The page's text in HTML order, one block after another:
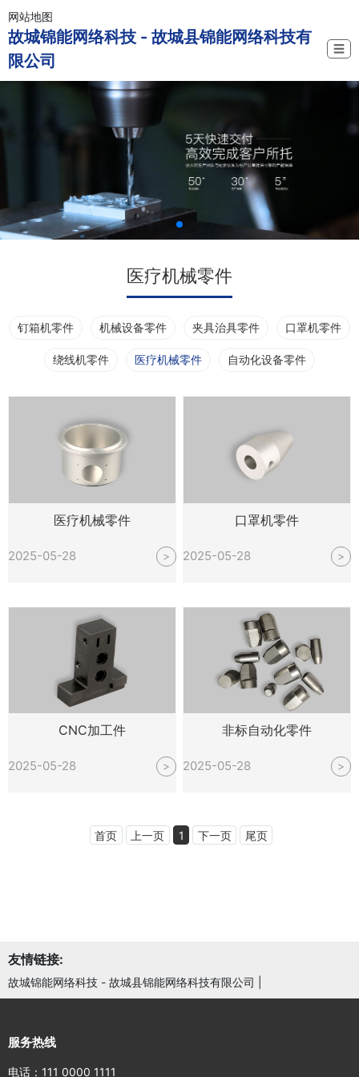
网站地图
故城锦能网络科技 - 故城县锦能网络科技有
限公司
☰
医疗机械零件
钉箱机零件 机械设备零件 夹具治具零件 口罩机零件
绕线机零件 医疗机械零件 自动化设备零件
医疗机械零件
2025-05-28 >
口罩机零件
2025-05-28 >
CNC加工件
2025-05-28 >
非标自动化零件
2025-05-28 >
首页 上一页 1 下一页 尾页
友情链接:
故城锦能网络科技 - 故城县锦能网络科技有限公司
服务热线
电话：111 0000 1111